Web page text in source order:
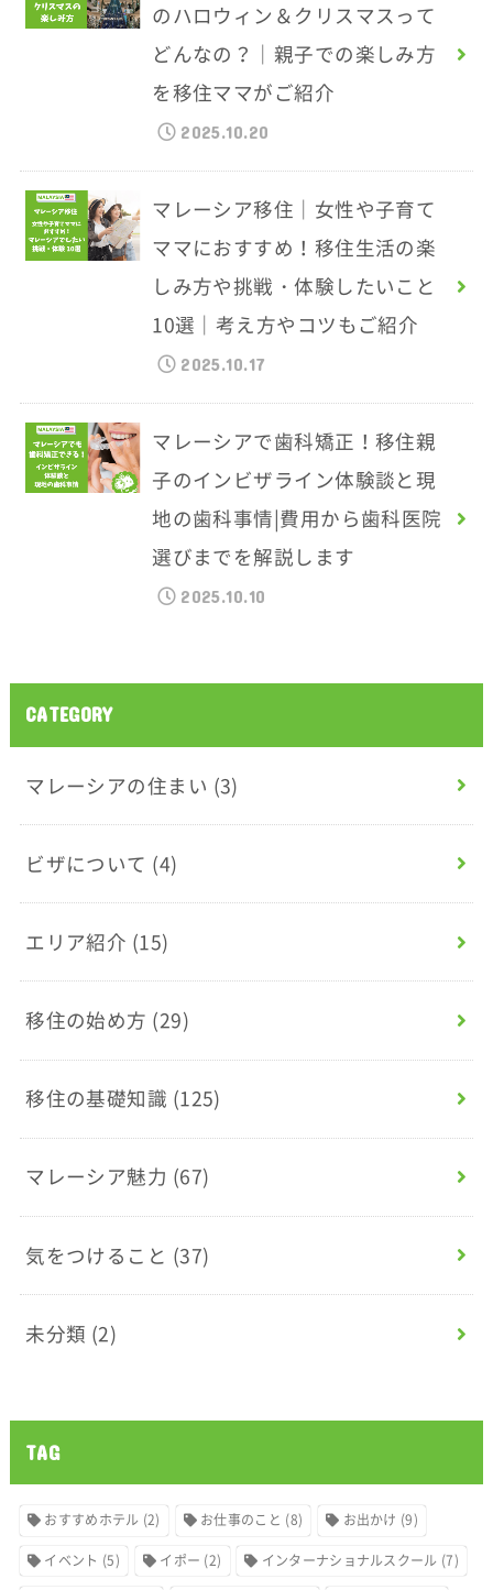
のハロウィン＆クリスマスって
どんなの？｜親子での楽しみ方
を移住ママがご紹介
2025.10.20
マレーシア移住｜女性や子育て
ママにおすすめ！移住生活の楽
しみ方や挑戦・体験したいこと
10選｜考え方やコツもご紹介
2025.10.17
マレーシアで歯科矯正！移住親
子のインビザライン体験談と現
地の歯科事情|費用から歯科医院
選びまでを解説します
2025.10.10
CATEGORY
マレーシアの住まい (3)
ビザについて (4)
エリア紹介 (15)
移住の始め方 (29)
移住の基礎知識 (125)
マレーシア魅力 (67)
気をつけること (37)
未分類 (2)
TAG
おすすめホテル (2) お仕事のこと (8) お出かけ (9)
イベント (5) イポー (2) インターナショナルスクール (7)